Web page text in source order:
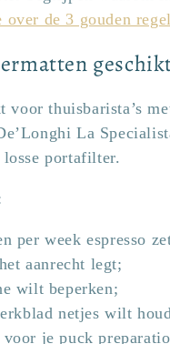
over de 3 gouden
thuisbarista’s
La
portafilter.
per week espresso
aanrecht legt;
wilt beperken;
netjes wilt
je puck